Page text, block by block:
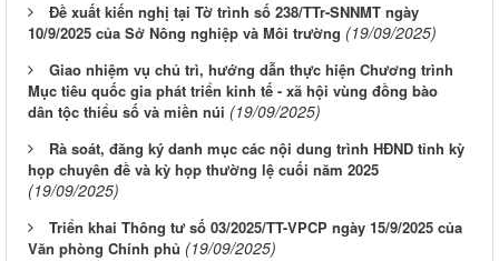
Đề xuất kiến nghị tại Tờ trình số 238/TTr-SNNMT ngày
10/9/2025 của Sở Nông nghiệp và Môi trường (19/09/2025)
Giao nhiệm vụ chủ trì, hướng dẫn thực hiện Chương trình
Mục tiêu quốc gia phát triển kinh tế - xã hội vùng đồng bào
dân tộc thiểu số và miền núi (19/09/2025)
Rà soát, đăng ký danh mục các nội dung trình HĐND tỉnh kỳ
họp chuyên đề và kỳ họp thường lệ cuối năm 2025
(19/09/2025)
Triển khai Thông tư số 03/2025/TT-VPCP ngày 15/9/2025 của
Văn phòng Chính phủ (19/09/2025)